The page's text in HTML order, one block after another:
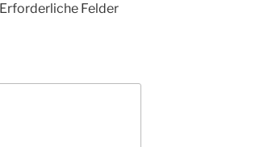
Erforderliche Felder